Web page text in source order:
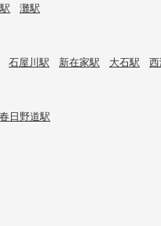
灘駅
石屋川駅 新在家駅 大石駅
春日野道駅